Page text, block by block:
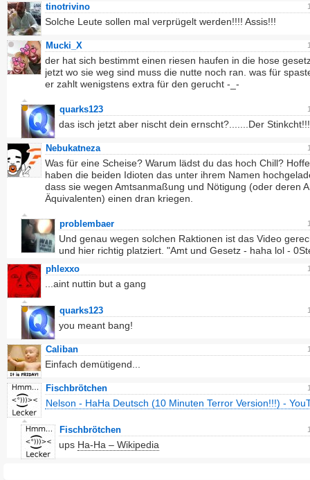
tinotrivino
Solche Leute sollen mal verprügelt werden!!!! Assis!!!
Mucki_X
der hat sich bestimmt einen riesen haufen in die hose
jetzt wo sie weg sind muss die nutte noch ran. was für
er zahlt wenigstens extra für den gerucht -_-
quarks123
das isch jetzt aber nischt dein ernscht?.......Der Stinkcht!!!
Nebukatneza
Was für eine Scheise? Warum lädst du das hoch Chill?
haben die beiden Idioten das unter ihrem Namen
dass sie wegen Amtsanmaßung und Nötigung (oder deren
Äquivalenten) einen dran kriegen.
problembaer
Und genau wegen solchen Raktionen ist das Video
und hier richtig platziert. "Amt und Gesetz - haha lol -
phlexxo
...aint nuttin but a gang
quarks123
you meant bang!
Caliban
Einfach demütigend...
Fischbrötchen
Nelson - HaHa Deutsch (10 Minuten Terror Version!!!) -
Fischbrötchen
ups Ha-Ha – Wikipedia